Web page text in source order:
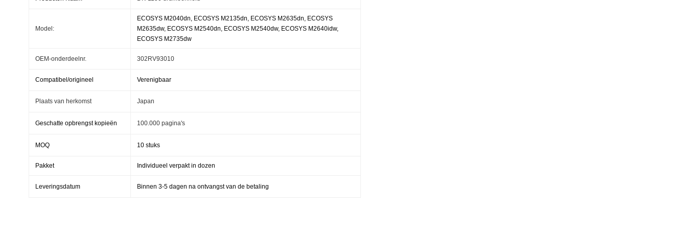
Model:
ECOSYS M2040dn, ECOSYS M2135dn, ECOSYS M2635dn, ECOSYS
M2635dw, ECOSYS M2540dn, ECOSYS M2540dw, ECOSYS M2640idw,
ECOSYS M2735dw
OEM-onderdeelnr. 302RV93010
Compatibel/origineel Verenigbaar
Plaats van herkomst Japan
Geschatte opbrengst kopieën 100.000 pagina's
MOQ 10 stuks
Pakket Individueel verpakt in dozen
Leveringsdatum Binnen 3-5 dagen na ontvangst van de betaling